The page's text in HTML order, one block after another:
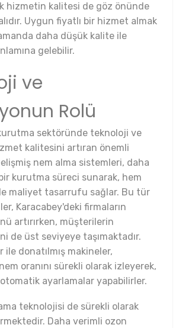
hizmetin kalitesi de göz önünde
Uygun fiyatlı bir hizmet almak
daha düşük kalite ile
gelebilir.
ve
Rolü
sektöründe teknoloji ve
kalitesini artıran önemli
nem alma sistemleri, daha
kurutma süreci sunarak, hem
maliyet tasarrufu sağlar. Bu tür
Karacabey'deki firmaların
artırırken, müşterilerin
de üst seviyeye taşımaktadır.
ile donatılmış makineler,
oranını sürekli olarak izleyerek,
ayarlamalar yapabilirler.
teknolojisi de sürekli olarak
Daha verimli ozon